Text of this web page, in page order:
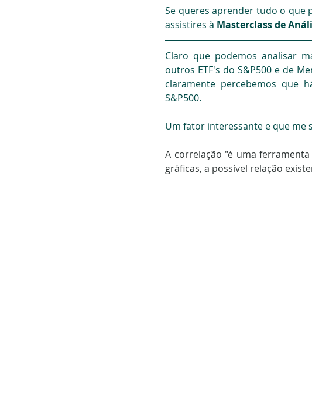
Se queres aprender tudo o que
assistires à Masterclass de
Claro que podemos analisar
outros ETF's do S&P500 e de
claramente percebemos que
S&P500.
Um fator interessante e que me
A correlação "é uma
gráficas, a possível relação